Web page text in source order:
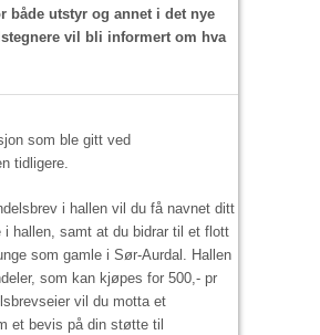
både utstyr og annet i det nye
vil bli informert om hva
som ble gitt ved
tidligere.
i hallen vil du få navnet ditt
i hallen, samt at du bidrar til et flott
som gamle i Sør-Aurdal. Hallen
som kan kjøpes for 500,- pr
vil du motta et
et bevis på din støtte til